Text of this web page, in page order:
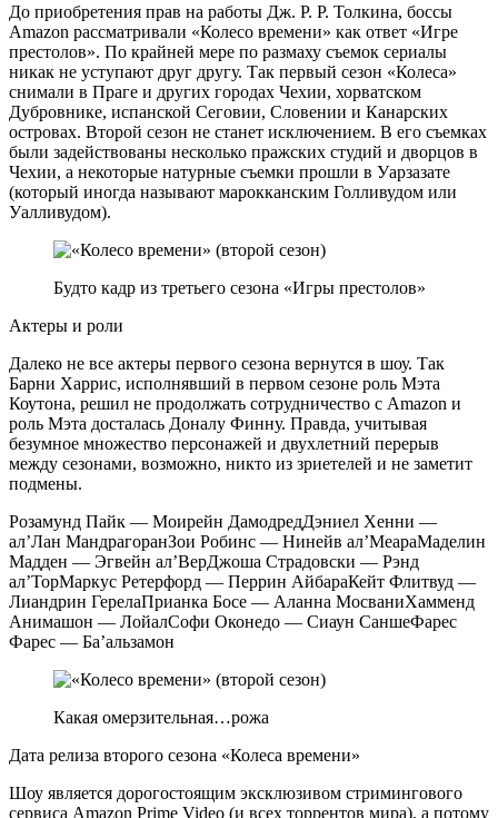
До приобретения прав на работы Дж. Р. Р. Толкина, боссы
Amazon рассматривали «Колесо времени» как ответ «Игре
престолов». По крайней мере по размаху съемок сериалы
никак не уступают друг другу. Так первый сезон «Колеса»
снимали в Праге и других городах Чехии, хорватском
Дубровнике, испанской Сеговии, Словении и Канарских
островах. Второй сезон не станет исключением. В его съемках
были задействованы несколько пражских студий и дворцов в
Чехии, а некоторые натурные съемки прошли в Уарзазате
(который иногда называют марокканским Голливудом или
Уалливудом).
Будто кадр из третьего сезона «Игры престолов»
Актеры и роли
Далеко не все актеры первого сезона вернутся в шоу. Так
Барни Харрис, исполнявший в первом сезоне роль Мэта
Коутона, решил не продолжать сотрудничество с Amazon и
роль Мэта досталась Доналу Финну. Правда, учитывая
безумное множество персонажей и двухлетний перерыв
между сезонами, возможно, никто из зриетелей и не заметит
подмены.
Розамунд Пайк — Моирейн ДамодредДэниел Хенни —
ал’Лан МандрагоранЗои Робинс — Нинейв ал’МеараМаделин
Мадден — Эгвейн ал’ВерДжоша Страдовски — Рэнд
ал’ТорМаркус Ретерфорд — Перрин АйбараКейт Флитвуд —
Лиандрин ГерелаПрианка Босе — Аланна МосваниХамменд
Анимашон — ЛойалСофи Оконедо — Сиаун СаншеФарес
Фарес — Ба’альзамон
Какая омерзительная…рожа
Дата релиза второго сезона «Колеса времени»
Шоу является дорогостоящим эксклюзивом стримингового
сервиса Amazon Prime Video (и всех торрентов мира), а потому